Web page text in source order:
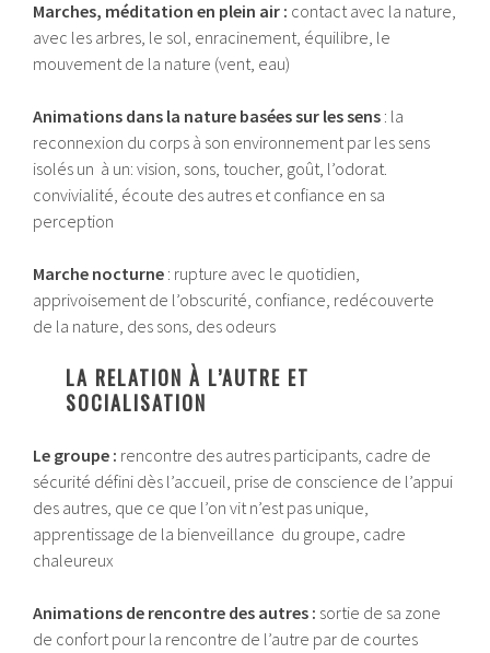
Marches, méditation en plein air : contact avec la nature,
avec les arbres, le sol, enracinement, équilibre, le
mouvement de la nature (vent, eau)
Animations dans la nature basées sur les sens : la
reconnexion du corps à son environnement par les sens
isolés un à un: vision, sons, toucher, goût, l’odorat.
convivialité, écoute des autres et confiance en sa
perception
Marche nocturne : rupture avec le quotidien,
apprivoisement de l’obscurité, confiance, redécouverte
de la nature, des sons, des odeurs
LA RELATION À L’AUTRE ET
SOCIALISATION
Le groupe : rencontre des autres participants, cadre de
sécurité défini dès l’accueil, prise de conscience de l’appui
des autres, que ce que l’on vit n’est pas unique,
apprentissage de la bienveillance du groupe, cadre
chaleureux
Animations de rencontre des autres : sortie de sa zone
de confort pour la rencontre de l’autre par de courtes